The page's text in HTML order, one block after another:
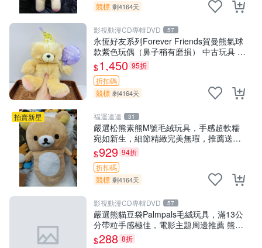
競標 剩4164天
影視動漫CD專輯DVD 57
永恆好友系列Forever Friends賀曼熊氣球
款紫色玩偶（鼻子稍有磨損） 中古玩具 氣
球熊 玩偶
$1,450 95折
折扣碼
競標 剩4164天
拍賣新星 福運連連 31
嚴選松熊素熊M號毛絨玩具，手感超軟糯
宛如新生，細節精緻完美無瑕，推薦送禮
或珍藏，中古狀態保養得宜。 松熊 素熊
毛絨doll
$929 94折
折扣碼
競標 剩4164天
影視動漫CD專輯DVD 57
嚴選熊貓豆袋Palmpals毛絨玩具，滿13公
分帶粒手感極佳，電影主題周邊推薦 熊貓
Palmpals 毛絨玩具 豆袋 劇場版周邊
$288 8折